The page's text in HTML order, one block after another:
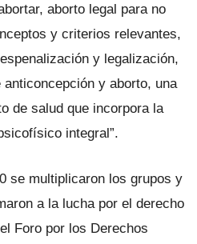
aborto legal para no
y criterios relevantes,
y legalización,
y aborto, una
de salud que incorpora la
integral”.
se multiplicaron los grupos y
a la lucha por el derecho
Foro por los Derechos